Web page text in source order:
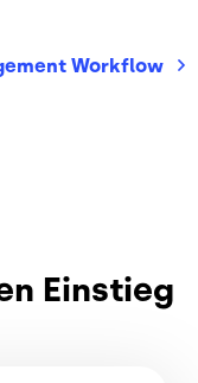
Workflow
Einstieg